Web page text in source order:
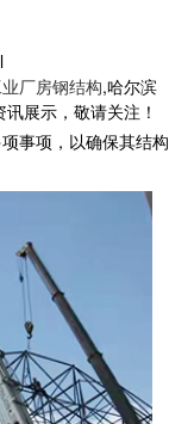
厂房钢结构,哈尔滨
展示，敬请关注！
事项，以确保其结构